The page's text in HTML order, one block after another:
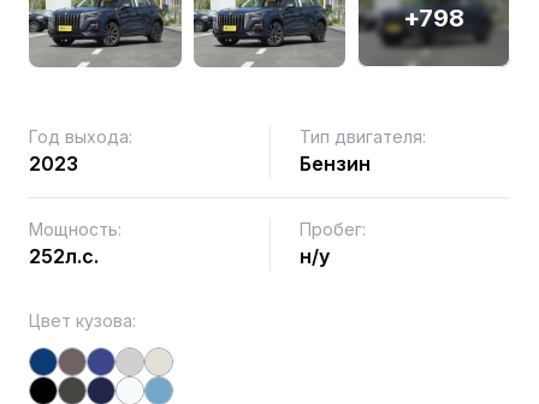
+798
Год выхода:
2023
Тип двигателя:
Бензин
Мощность:
252л.с.
Пробег:
н/у
Цвет кузова: